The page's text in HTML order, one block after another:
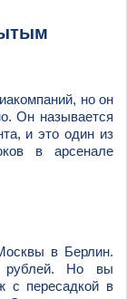
но он
Он называется
и это один из
в арсенале
в Берлин.
рублей. Но вы
с пересадкой в